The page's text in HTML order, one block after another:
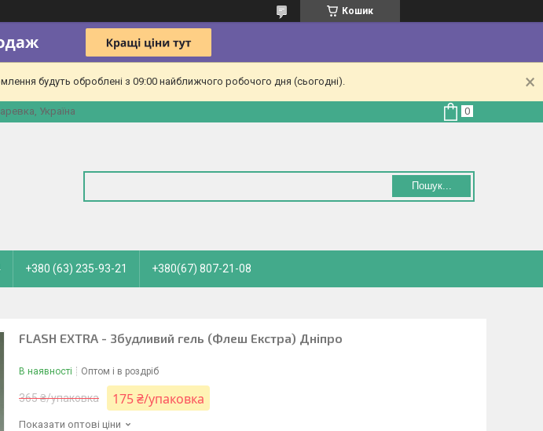
Кошик
будуть оброблені з 09:00 найближчого робочого дня (сьогодні).
Україна
Пошук...
+380 (63) 235-93-21 +380(67) 807-21-08
FLASH EXTRA - Збудливий гель (Флеш Екстра) Дніпро
В наявності Оптом і в роздріб
365 ₴/упаковка 175 ₴/упаковка
Показати оптові ціни